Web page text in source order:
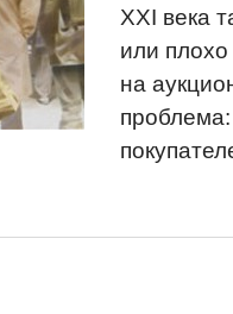
XXI века
или плохо
на